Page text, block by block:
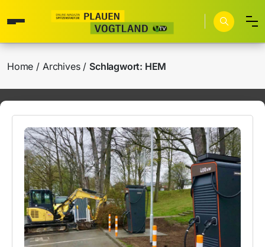
Home Archives Schlagwort: HEM